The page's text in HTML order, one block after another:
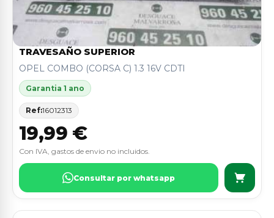
TRAVESAÑO SUPERIOR
OPEL COMBO (CORSA C) 1.3 16V CDTI
Garantia 1 ano
Ref:16012313
19,99 €
Con IVA, gastos de envio no incluidos.
Consultar por whatsapp